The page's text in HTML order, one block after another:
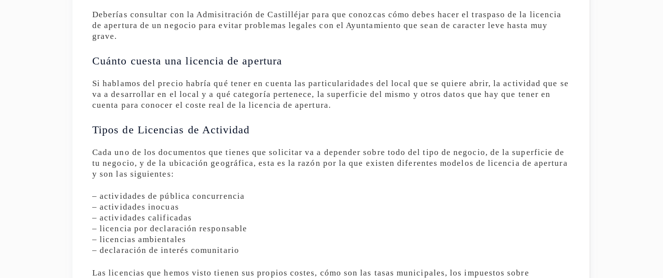
Deberías consultar con la Admisitración de Castilléjar para que conozcas cómo debes hacer el traspaso de la licencia
de apertura de un negocio para evitar problemas legales con el Ayuntamiento que sean de caracter leve hasta muy
grave.
Cuánto cuesta una licencia de apertura
Si hablamos del precio habría qué tener en cuenta las particularidades del local que se quiere abrir, la actividad que se
va a desarrollar en el local y a qué categoría pertenece, la superficie del mismo y otros datos que hay que tener en
cuenta para conocer el coste real de la licencia de apertura.
Tipos de Licencias de Actividad
Cada uno de los documentos que tienes que solicitar va a depender sobre todo del tipo de negocio, de la superficie de
tu negocio, y de la ubicación geográfica, esta es la razón por la que existen diferentes modelos de licencia de apertura
y son las siguientes:
– actividades de pública concurrencia
– actividades inocuas
– actividades calificadas
– licencia por declaración responsable
– licencias ambientales
– declaración de interés comunitario
Las licencias que hemos visto tienen sus propios costes, cómo son las tasas municipales, los impuestos sobre